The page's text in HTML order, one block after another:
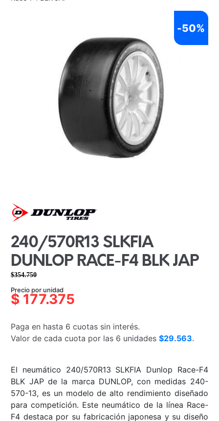
240/570R13 SLKFIA
DUNLOP RACE-F4 BLK JAP
$354.750
precio
original
$354.750.
precio
actual
$177.375.
Precio por unidad
$ 177.375
Paga en hasta 6 cuotas sin interés.
Valor de cada cuota por las 6 unidades$29.563.
-50%
El neumático 240/570R13 SLKFIA Dunlop Race-F4
BLK JAP de la marca DUNLOP, con medidas 240-
570-13, es un modelo de alto rendimiento diseñado
para competición. Este neumático de la línea Race-
F4 destaca por su fabricación japonesa y su diseño